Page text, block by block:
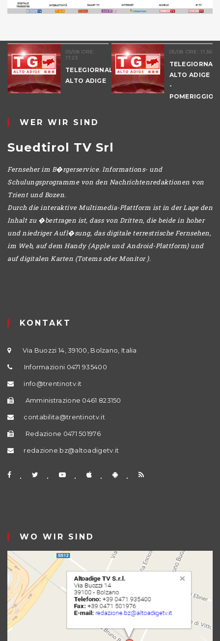
05/08 ORE:
17.23
TELEGIORNALE
ALTO ADIGE
05/08 ORE: 11.36
ALTO ADIGE
-
POMERIGGIO
WER WIR SIND
Suedtirol TV Srl
Fernseher im B�rgerservice. Informations- und
Schulungsprogramme von den Nachrichtenredaktionen von
Trient und Bozen.
Durch die interaktive Multimedia-Plattform ist in der Lage den
Inhalt zu �bertragen ist, dass von Dritten, die beide in hoher
und niedriger Aufl�sung, das digitale terrestrische Fernsehen,
im Web, auf dem Handy (Apple und Android-Plattform) und
auf digitalen Karten (Totems oder Monitor ).
KONTAKT
Via Buozzi 14, 39100, Bolzano, Italia
Informazioni 0471 935400
info@trentinotv.it
Amministrazione 0461 823150
contabilita@trentinotv.it
Redazione 0471 501976
redazione.bz@altoadigetv.it
WO WIR SIND